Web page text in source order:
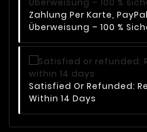
Zahlung Per Karte,
Überweisung – 100 %
Satisfied Or Refunded:
Within 14 Days